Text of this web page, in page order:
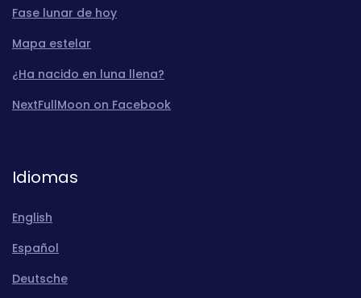
Fase lunar de hoy
Mapa estelar
¿Ha nacido en luna llena?
NextFullMoon on Facebook
Idiomas
English
Español
Deutsche